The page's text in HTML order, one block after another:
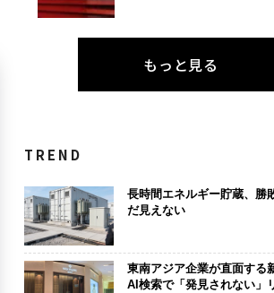
もっと見る
TREND
長時間エネルギー貯蔵、勝
だ見えない
東南アジア企業が直面する
AI検索で「発見されない」